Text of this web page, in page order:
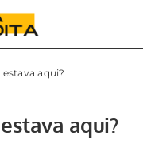
aqui?
aqui?